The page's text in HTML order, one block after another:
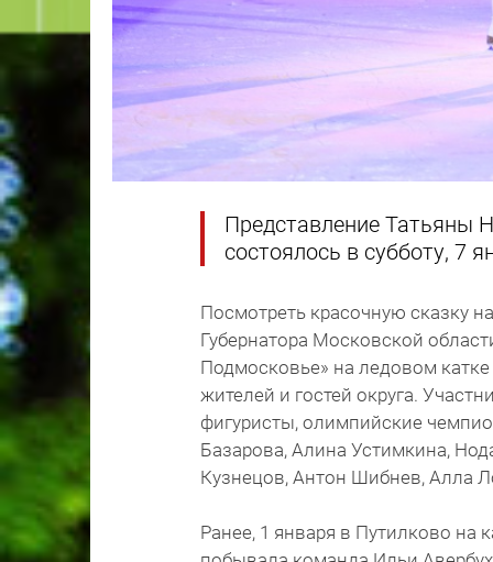
Представление Татьяны
состоялось в субботу, 7
Посмотреть красочную сказку
Губернатора Московской
Подмосковье» на ледовом
жителей и гостей округа.
фигуристы, олимпийские
Базарова, Алина Устимкина,
Кузнецов, Антон Шибнев, Алла
Ранее, 1 января в Путилково на